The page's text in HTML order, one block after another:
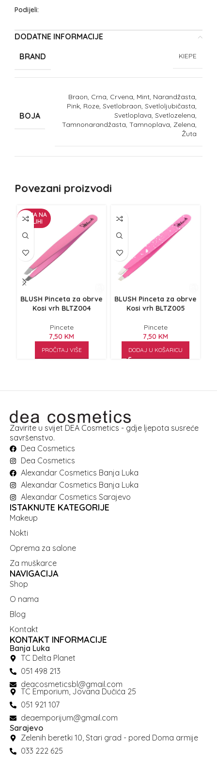
Podijeli:
DODATNE INFORMACIJE
BRAND KIEPE
BOJA
Braon, Crna, Crvena, Mint, Narandžasta,
Pink, Roze, Svetlobraon, Svetloljubičasta,
Svetloplava, Svetlozelena,
Tamnonarandžasta, Tamnoplava, Zelena,
Žuta
Povezani proizvodi
NEMA NA
ZALIHI
BLUSH Pinceta za obrve
Kosi vrh BLTZ004
Pincete
7,50 KM
PROČITAJ VIŠE
BLUSH Pinceta za obrve
Kosi vrh BLTZ005
Pincete
7,50 KM
DODAJ U KOŠARICU
Zavirite u svijet DEA Cosmetics - gdje ljepota susreće
savršenstvo.
Dea Cosmetics
Dea Cosmetics
Alexandar Cosmetics Banja Luka
Alexandar Cosmetics Banja Luka
Alexandar Cosmetics Sarajevo
ISTAKNUTE KATEGORIJE
Makeup
Nokti
Oprema za salone
Za muškarce
NAVIGACIJA
Shop
O nama
Blog
Kontakt
KONTAKT INFORMACIJE
Banja Luka
TC Delta Planet
051 498 213
deacosmeticsbl@gmail.com
TC Emporium, Jovana Dučića 25
051 921 107
deaemporijum@gmail.com
Sarajevo
Zelenih beretki 10, Stari grad - pored Doma armije
033 222 625